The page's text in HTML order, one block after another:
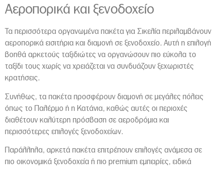
Αεροπορικά και ξενοδοχείο
Τα περισσότερα οργανωμένα πακέτα για Σικελία περιλαμβάνουν
αεροπορικά εισιτήρια και διαμονή σε ξενοδοχείο. Αυτή η επιλογή
βοηθά αρκετούς ταξιδιώτες να οργανώσουν πιο εύκολα το
ταξίδι τους χωρίς να χρειάζεται να συνδυάζουν ξεχωριστές
κρατήσεις.
Συνήθως, τα πακέτα προσφέρουν διαμονή σε μεγάλες πόλεις
όπως το
Παλέρμο ή η Κατάνια, καθώς αυτές οι περιοχές
διαθέτουν καλύτερη πρόσβαση σε αεροδρόμια και
περισσότερες επιλογές ξενοδοχείων.
Παράλληλα, αρκετά πακέτα επιτρέπουν επιλογές ανάμεσα σε
πιο οικονομικά ξενοδοχεία ή πιο premium εμπειρίες, ειδικά